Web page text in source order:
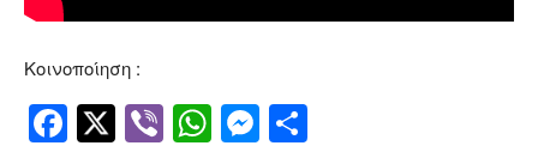
Κοινοποίηση :
Facebook
Twitter
ViberWhatsApp
Messenger